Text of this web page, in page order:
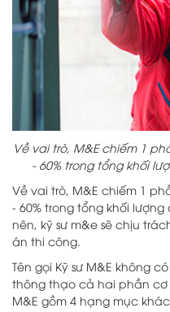
Về vai trò, M&E chiếm 1
- 60% trong tổng khối
Về vai trò, M&E chiếm 1
- 60% trong tổng khối
nên, kỹ sư m&e sẽ chịu
án thi công.
Tên gọi Kỹ sư M&E không
thông thạo cả hai phần cơ
M&E gồm 4 hạng mục